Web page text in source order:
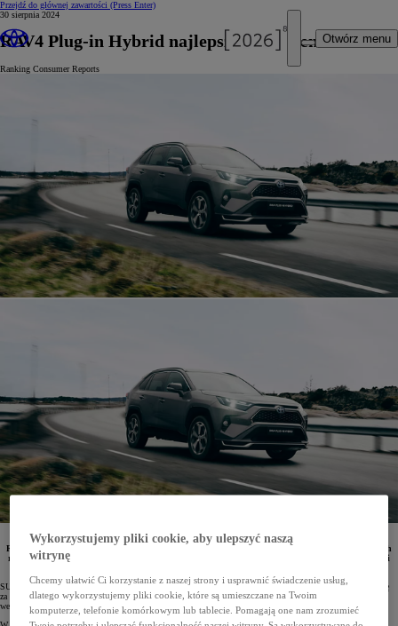
Przejdź do głównej zawartości (Press Enter)
Otwórz menu
30 sierpnia 2024
RAV4 Plug-in Hybrid najlepszym SUV-em
Ranking Consumer Reports
RAV4 Plug-in Hybrid zajął czołowe miejsce w zestawieniu 10 najlepszych SUV-ów wg Consumer
Reports. Ranking tej niezależnej organizacji konsumenckiej opiera się na podsumowaniu wszystkich
realizowanych przez nią badań, w tym tych dotyczących niezawodności, bezpieczeństwa i satysfakcji
SUV-y cieszą się dużą popularnością wśród kierowców w USA, a wszystko to ze względu na wysoką pozycję
za kierownicą, napęd na cztery koła i przestronne, rodzinne wnętrze. Wiele z nich w swojej gamie posiada
wersje hybrydowe, które wykazują zużycie paliwa porównywalne ze średniej wielkości sedanami.
Wykorzystujemy pliki cookie, aby ulepszyć naszą
witrynę
Chcemy ułatwić Ci korzystanie z naszej strony i usprawnić świadczenie usług,
dlatego wykorzystujemy pliki cookie, które są umieszczane na Twoim
komputerze, telefonie komórkowym lub tablecie. Pomagają one nam zrozumieć